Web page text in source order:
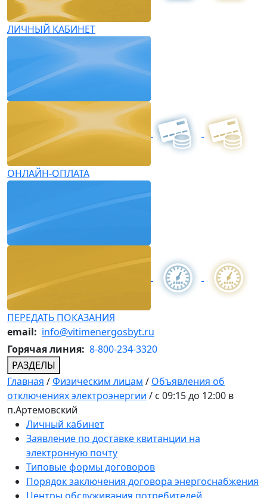
ЛИЧНЫЙ КАБИНЕТ
ОНЛАЙН-ОПЛАТА
ПЕРЕДАТЬ ПОКАЗАНИЯ
email: info@vitimenergosbyt.ru
Горячая линия: 8-800-234-3320
РАЗДЕЛЫ
Главная /Физическим лицам / Объявления об
отключениях электроэнергии / с 09:15 до 12:00 в
п.Артемовский
Личный кабинет
Заявление по доставке квитанции на
электронную почту
Типовые формы договоров
Порядок заключения договора энергоснабжения